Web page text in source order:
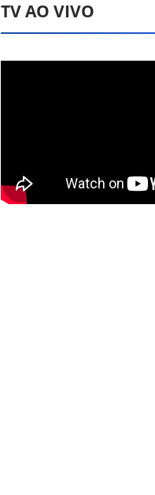
TV AO VIVO